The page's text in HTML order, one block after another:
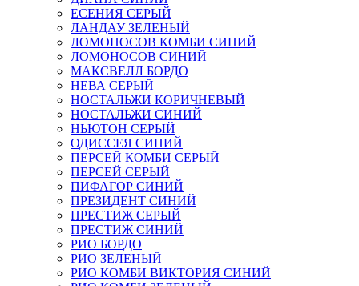
ЕСЕНИЯ СЕРЫЙ
ЛАНДАУ ЗЕЛЕНЫЙ
ЛОМОНОСОВ КОМБИ СИНИЙ
ЛОМОНОСОВ СИНИЙ
МАКСВЕЛЛ БОРДО
НЕВА СЕРЫЙ
НОСТАЛЬЖИ КОРИЧНЕВЫЙ
НОСТАЛЬЖИ СИНИЙ
НЬЮТОН СЕРЫЙ
ОДИССЕЯ СИНИЙ
ПЕРСЕЙ КОМБИ СЕРЫЙ
ПЕРСЕЙ СЕРЫЙ
ПИФАГОР СИНИЙ
ПРЕЗИДЕНТ СИНИЙ
ПРЕСТИЖ СЕРЫЙ
ПРЕСТИЖ СИНИЙ
РИО БОРДО
РИО ЗЕЛЕНЫЙ
РИО КОМБИ ВИКТОРИЯ СИНИЙ